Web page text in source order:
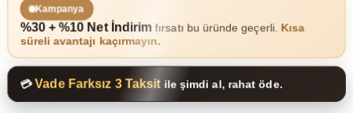
Kampanya
%30 + %10 Net İndirimfırsatı bu üründe geçerli. Kısa
süreli avantajı kaçırmayın.
💳Vade Farksız 3 Taksitile şimdi al, rahat öde.